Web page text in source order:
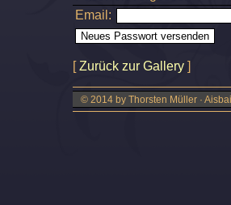
Email:
[Zurück zur Gallery ]
© 2014 by Thorsten Müller ·